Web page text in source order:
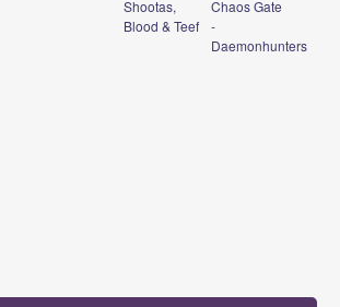
Shootas,
Blood & Teef
Chaos Gate
-
Daemonhunters